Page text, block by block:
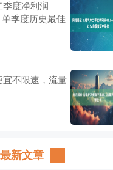
度净利润
季度历史最佳
不限速，流量
最新文章